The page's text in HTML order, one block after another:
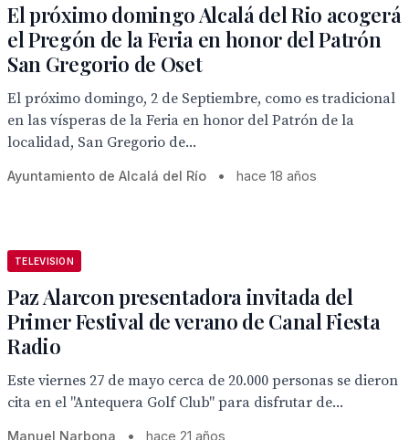
El próximo domingo Alcalá del Rio acogerá
el Pregón de la Feria en honor del Patrón
San Gregorio de Oset
El próximo domingo, 2 de Septiembre, como es tradicional
en las vísperas de la Feria en honor del Patrón de la
localidad, San Gregorio de...
Ayuntamiento de Alcalá del Río • hace 18 años
TELEVISION
Paz Alarcon presentadora invitada del
Primer Festival de verano de Canal Fiesta
Radio
Este viernes 27 de mayo cerca de 20.000 personas se dieron
cita en el "Antequera Golf Club" para disfrutar de...
Manuel Narbona • hace 21 años